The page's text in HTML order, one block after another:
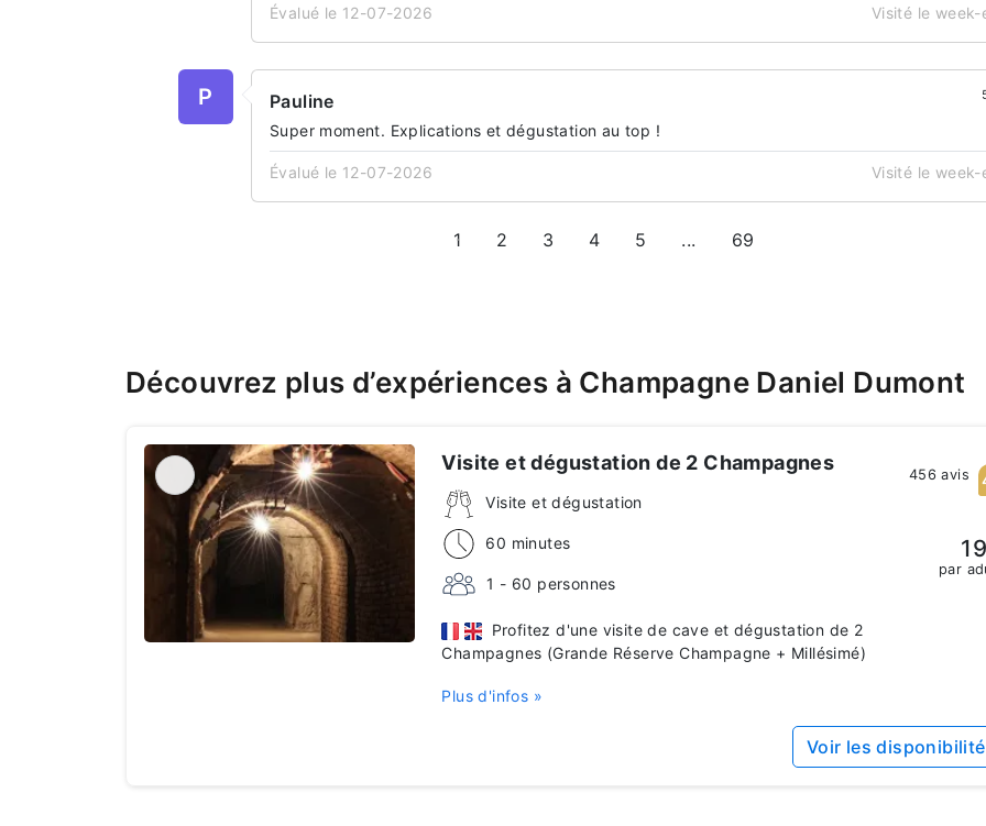
Évalué le 12-07-2026 Visité le week-
P Pauline
Super moment. Explications et dégustation au top !
Évalué le 12-07-2026 Visité le week-
1 2 3 4 5 ... 69
Découvrez plus d’expériences à Champagne Daniel Dumont
Visite et dégustation de 2 Champagnes
Visite et dégustation
60 minutes
1 - 60 personnes
Profitez d'une visite de cave et dégustation de 2
Champagnes (Grande Réserve Champagne + Millésimé)
Plus d'infos »
456 avis
par
Voir les